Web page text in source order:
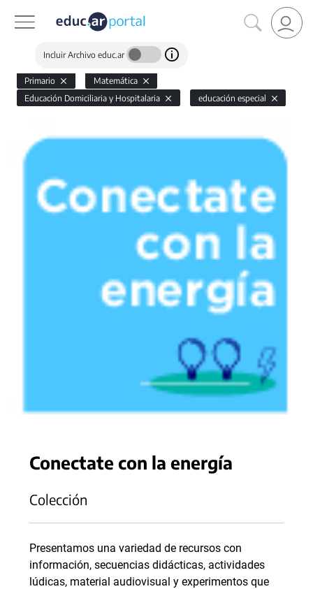
Incluir Archivo educ.ar
Primario
Matemática
Educación Domiciliaria y Hospitalaria
educación especial
Conectate con la energía
Colección
Presentamos una variedad de recursos con
información, secuencias didácticas, actividades
lúdicas, material audiovisual y experimentos que